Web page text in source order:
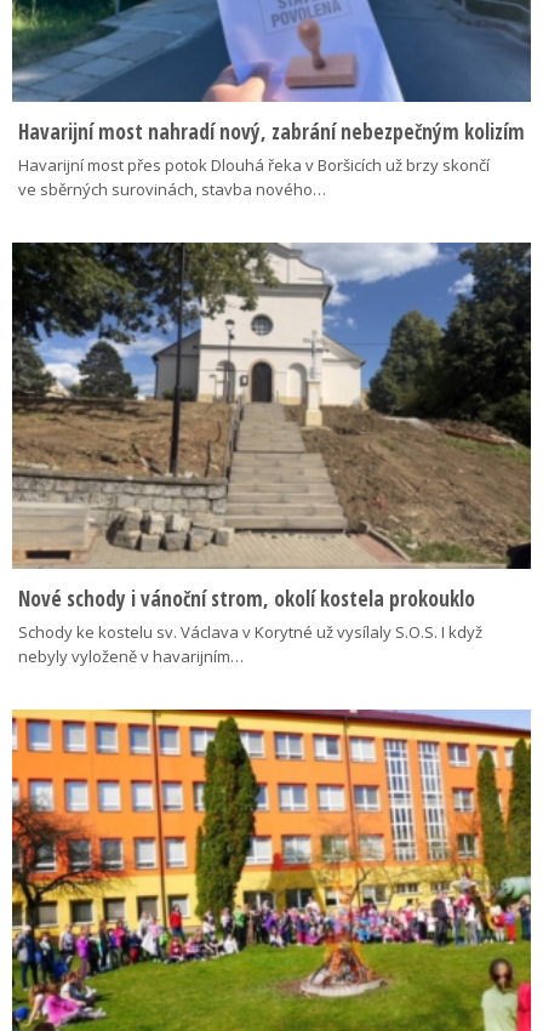
Havarijní most nahradí nový, zabrání nebezpečným kolizím
Havarijní most přes potok Dlouhá řeka v Boršicích už brzy skončí
ve sběrných surovinách, stavba nového…
Nové schody i vánoční strom, okolí kostela prokouklo
Schody ke kostelu sv. Václava v Korytné už vysílaly S.O.S. I když
nebyly vyloženě v havarijním…